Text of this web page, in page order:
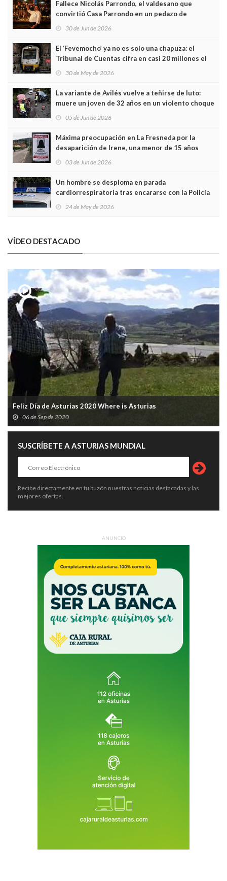
Fallece Nicolás Parrondo, el valdesano que
convirtió Casa Parrondo en un pedazo de
Asturias en Madrid
30 de Jun de 2026
El ‘Fevemocho’ ya no es solo una chapuza: el
Tribunal de Cuentas cifra en casi 20 millones el
sobrecoste de los trenes que no cabían por los
30 de May de 2026
La variante de Avilés vuelve a teñirse de luto:
muere un joven de 32 años en un violento choque
frontal
05 de Jun de 2026
Máxima preocupación en La Fresneda por la
desaparición de Irene, una menor de 15 años
03 de Jun de 2026
Un hombre se desploma en parada
cardiorrespiratoria tras encararse con la Policía
Local en Luanco
24 de May de 2026
VÍDEO DESTACADO
Feliz Día de Asturias 2020 Where is Asturias
06 de Sep de 2020
SUSCRÍBETE A ASTURIAS MUNDIAL
Recibe directamente en tu buzón nuestras noticias destacadas y las
mejores ofertas.
ANUNCIO